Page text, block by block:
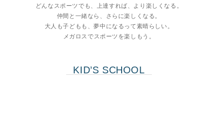
どんなスポーツでも、上達すれば、より楽しくなる。
仲間と一緒なら、さらに楽しくなる。
大人も子どもも、夢中になるって素晴らしい。
メガロスでスポーツを楽しもう。
KID’S SCHOOL